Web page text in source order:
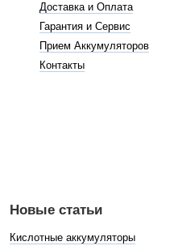
Доставка и Оплата
Гарантия и Сервис
Прием Аккумуляторов
Контакты
Новые статьи
Кислотные аккумуляторы